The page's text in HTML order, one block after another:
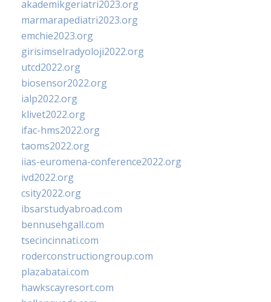
akademikgeriatri2023.org
marmarapediatri2023.org
emchie2023.org
girisimselradyoloji2022.org
utcd2022.org
biosensor2022.org
ialp2022.org
klivet2022.org
ifac-hms2022.org
taoms2022.org
iias-euromena-conference2022.org
ivd2022.org
csity2022.org
ibsarstudyabroad.com
bennusehgall.com
tsecincinnati.com
roderconstructiongroup.com
plazabatai.com
hawkscayresort.com